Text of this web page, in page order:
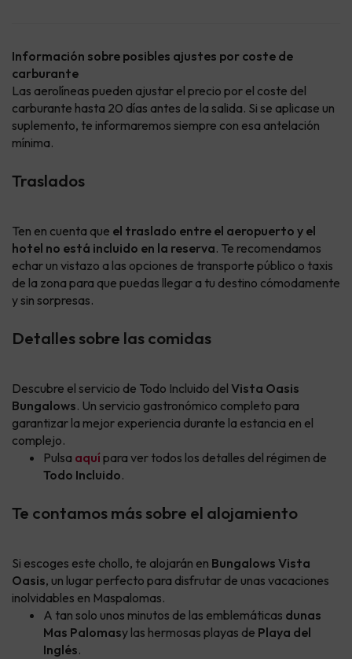
Información sobre posibles ajustes por coste de
carburante
Las aerolíneas pueden ajustar el precio por el coste del
carburante hasta 20 días antes de la salida. Si se aplicase un
suplemento, te informaremos siempre con esa antelación
mínima.
Traslados
Ten en cuenta que el traslado entre el aeropuerto y el
hotel no está incluido en la reserva. Te recomendamos
echar un vistazo a las opciones de transporte público o taxis
de la zona para que puedas llegar a tu destino cómodamente
y sin sorpresas.
Detalles sobre las comidas
Descubre el servicio de Todo Incluido del Vista Oasis
Bungalows. Un servicio gastronómico completo para
garantizar la mejor experiencia durante la estancia en el
complejo.
Pulsa aquípara ver todos los detalles del régimen de
Todo Incluido.
Te contamos más sobre el alojamiento
Si escoges este chollo, te alojarán en Bungalows Vista
Oasis, un lugar perfecto para disfrutar de unas vacaciones
inolvidables en Maspalomas.
A tan solo unos minutos de las emblemáticas dunas
Mas Palomasy las hermosas playas de Playa del
Inglés.